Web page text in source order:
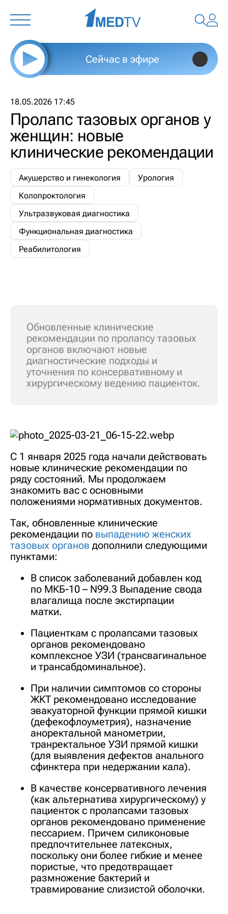
Сейчас в эфире
18.05.2026 17:45
Пролапс тазовых органов у
женщин: новые
клинические рекомендации
Акушерство и гинекология
Урология
Колопроктология
Ультразвуковая диагностика
Функциональная диагностика
Реабилитология
Обновленные клинические
рекомендации по пролапсу тазовых
органов включают новые
диагностические подходы и
уточнения по консервативному и
хирургическому ведению пациенток.
С 1 января 2025 года начали действовать
новые клинические рекомендации по
ряду состояний. Мы продолжаем
знакомить вас с основными
положениями нормативных документов.
Так, обновленные клинические
рекомендации по выпадению женских
тазовых органов дополнили следующими
пунктами:
В список заболеваний добавлен код
по МКБ-10 – N99.3 Выпадение свода
влагалища после экстирпации
матки.
Пациенткам с пролапсами тазовых
органов рекомендовано
комплексное УЗИ (трансвагинальное
и трансабдоминальное).
При наличии симптомов со стороны
ЖКТ рекомендовано исследование
эвакуаторной функции прямой кишки
(дефекофлоуметрия), назначение
аноректальной манометрии,
транректальное УЗИ прямой кишки
(для выявления дефектов анального
сфинктера при недержании кала).
В качестве консервативного лечения
(как альтернатива хирургическому) у
пациенток с пролапсами тазовых
органов рекомендовано применение
пессарием. Причем силиконовые
предпочтительнее латексных,
поскольку они более гибкие и менее
пористые, что предотвращает
размножение бактерий и
травмирование слизистой оболочки.